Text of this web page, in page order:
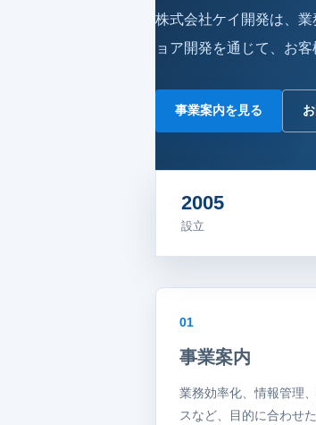
株式会社ケイ開発は、業
ョア開発を通じて、お
事業案内を見る
2005
設立
01
事業案内
業務効率化、情報管理
スなど、目的に合わせ